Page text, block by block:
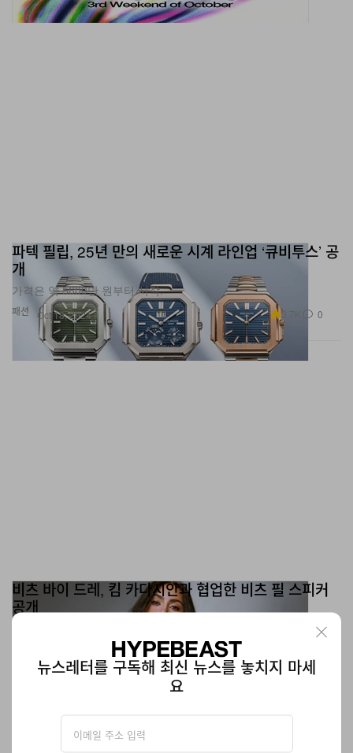
패션
파텍 필립, 25년 만의 새로운 시계 라인업 ‘큐비투스’ 공
개
가격은 약 5600만 원부터 시작.
Oct 18, 2024 3.7K 0
비츠 바이 드레, 킴 카다시안과 협업한 비츠 필 스피커
공개
뉴스레터를 구독해 최신 뉴스를 놓치지 마세
요